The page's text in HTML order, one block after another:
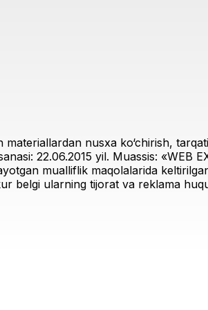
materiallardan nusxa ko‘chirish,
22.06.2015 yil. Muassis: «WEB
mualliflik maqolalarida
belgi ularning tijorat va reklama